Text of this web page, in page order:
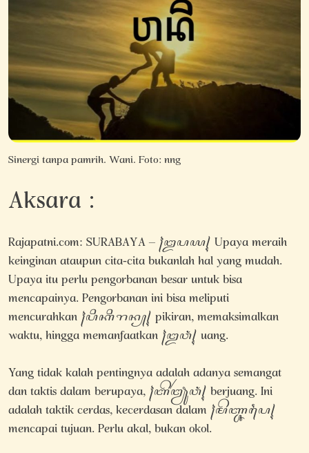
Sinergi tanpa pamrih. Wani. Foto: nng
Aksara :
Rajapatni.com: SURABAYA – ꧌ꦈꦥꦪ꧍ Upaya meraih
keinginan ataupun cita-cita bukanlah hal yang mudah.
Upaya itu perlu pengorbanan besar untuk bisa
mencapainya. Pengorbanan ini bisa meliputi
mencurahkan ꧌ꦥꦶꦏꦶꦫꦤ꧀꧍ pikiran, memaksimalkan
waktu, hingga memanfaatkan ꧌ꦈꦮꦁ꧍ uang.
Yang tidak kalah pentingnya adalah adanya semangat
dan taktis dalam berupaya, ꧌ꦧꦼꦂꦙꦸꦮꦁ꧍ berjuang. Ini
adalah taktik cerdas, kecerdasan dalam ꧌ꦩꦼꦚ꧀ꦕꦥꦻ꧍
mencapai tujuan. Perlu akal, bukan okol.